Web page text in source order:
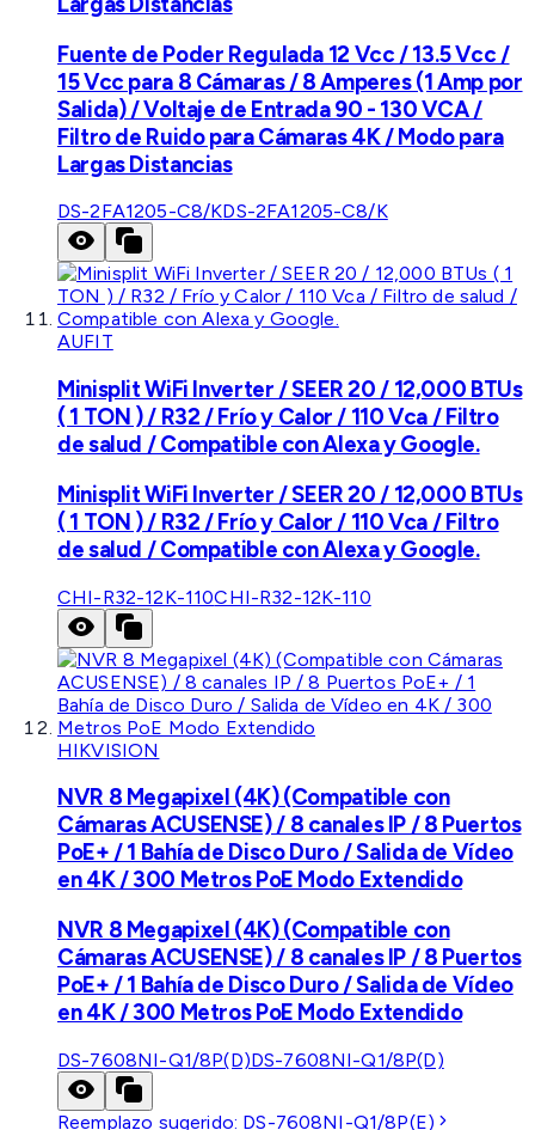
Fuente de Poder Regulada 12 Vcc / 13.5 Vcc /
15 Vcc para 8 Cámaras / 8 Amperes (1 Amp por
Salida) / Voltaje de Entrada 90 - 130 VCA /
Filtro de Ruido para Cámaras 4K / Modo para
Largas Distancias
DS-2FA1205-C8/KDS-2FA1205-C8/K
AUFIT
Minisplit WiFi Inverter / SEER 20 / 12,000 BTUs
( 1 TON ) / R32 / Frío y Calor / 110 Vca / Filtro
de salud / Compatible con Alexa y Google.
Minisplit WiFi Inverter / SEER 20 / 12,000 BTUs
( 1 TON ) / R32 / Frío y Calor / 110 Vca / Filtro
de salud / Compatible con Alexa y Google.
CHI-R32-12K-110CHI-R32-12K-110
HIKVISION
NVR 8 Megapixel (4K) (Compatible con
Cámaras ACUSENSE) / 8 canales IP / 8 Puertos
PoE+ / 1 Bahía de Disco Duro / Salida de Vídeo
en 4K / 300 Metros PoE Modo Extendido
NVR 8 Megapixel (4K) (Compatible con
Cámaras ACUSENSE) / 8 canales IP / 8 Puertos
PoE+ / 1 Bahía de Disco Duro / Salida de Vídeo
en 4K / 300 Metros PoE Modo Extendido
DS-7608NI-Q1/8P(D)DS-7608NI-Q1/8P(D)
Reemplazo sugerido: DS-7608NI-Q1/8P(E)